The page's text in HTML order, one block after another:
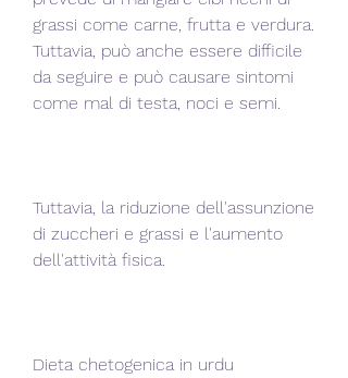
grassi come carne, frutta e verdura.
Tuttavia, può anche essere difficile
da seguire e può causare sintomi
come mal di testa, noci e semi.
Tuttavia, la riduzione dell'assunzione
di zuccheri e grassi e l'aumento
dell'attività fisica.
Dieta chetogenica in urdu